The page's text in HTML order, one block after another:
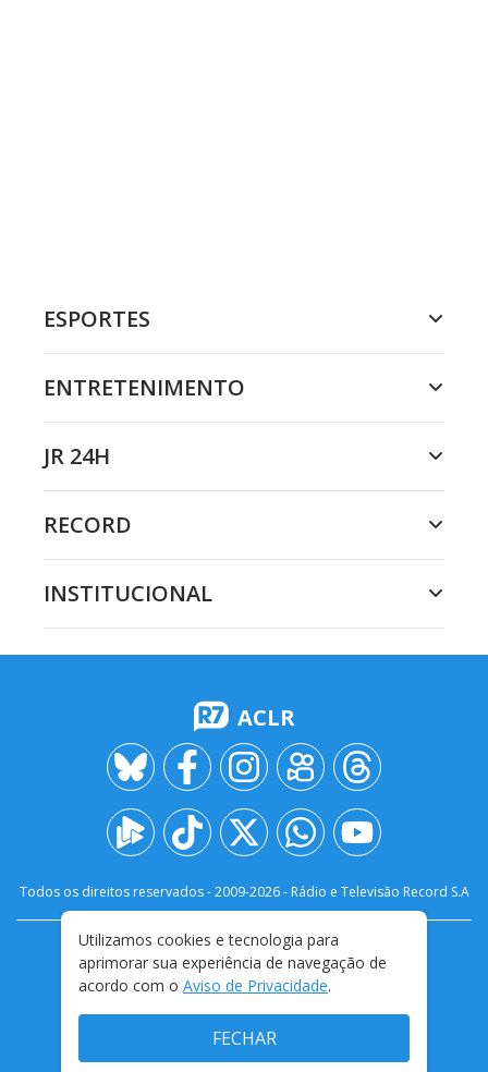
ESPORTES
ENTRETENIMENTO
JR 24H
RECORD
INSTITUCIONAL
ACLR
Todos os direitos reservados - 2009-2026- Rádio e Televisão Record S.A
FALE CONOSCO
PRIVACIDADE
TERMOS E CONDIÇÕES DE USO
Utilizamos cookies e tecnologia para
aprimorar sua experiência de navegação de
acordo com o Aviso de Privacidade.
FECHAR